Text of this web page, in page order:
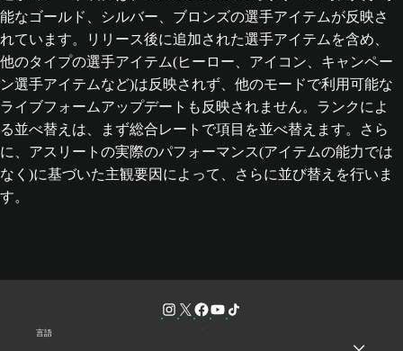
能なゴールド、シルバー、ブロンズの選手アイテムが反映さ
れています。リリース後に追加された選手アイテムを含め、
他のタイプの選手アイテム(ヒーロー、アイコン、キャンペー
ン選手アイテムなど)は反映されず、他のモードで利用可能な
ライブフォームアップデートも反映されません。ランクによ
る並べ替えは、まず総合レートで項目を並べ替えます。さら
に、アスリートの実際のパフォーマンス(アイテムの能力では
なく)に基づいた主観要因によって、さらに並び替えを行いま
す。
言語